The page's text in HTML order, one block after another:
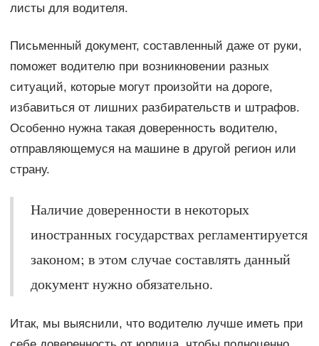
листы для водителя.
Письменный документ, составленный даже от руки,
поможет водителю при возникновении разных
ситуаций, которые могут произойти на дороге,
избавиться от лишних разбирательств и штрафов.
Особенно нужна такая доверенность водителю,
отправляющемуся на машине в другой регион или
страну.
Наличие доверенности в некоторых
иностранных государствах регламентируется
законом; в этом случае составлять данный
документ нужно обязательно.
Итак, мы выяснили, что водителю лучше иметь при